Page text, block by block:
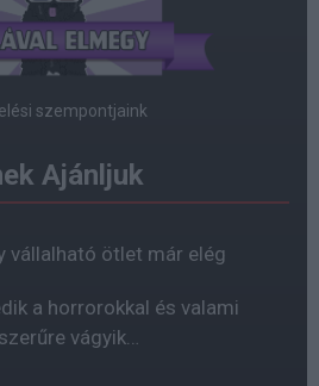
szempontjaink
Ajánljuk
vállalható ötlet már elég
a horrorokkal és valami
vágyik…